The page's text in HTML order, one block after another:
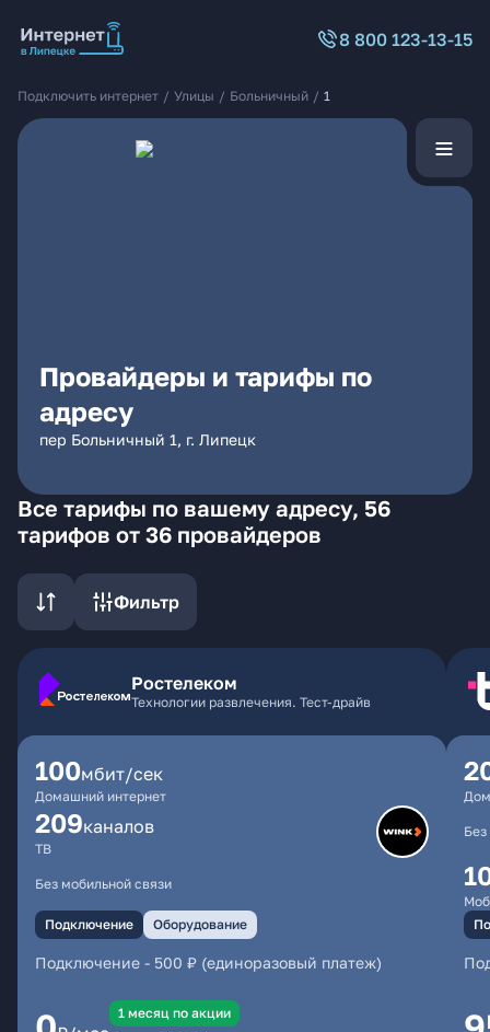
8 800 123-13-15
Подключить интернет / Улицы / Больничный / 1
Провайдеры и тарифы по
адресу
пер Больничный 1, г. Липецк
Все тарифы по вашему адресу, 56
тарифов от 36 провайдеров
Фильтр
Ростелеком
Технологии развлечения. Тест-драйв
100мбит/сек
Домашний интернет
209каналов
ТВ
Без мобильной связи
Подключение Оборудование
Подключение - 500 ₽ (единоразовый платеж)
1 месяц по акции